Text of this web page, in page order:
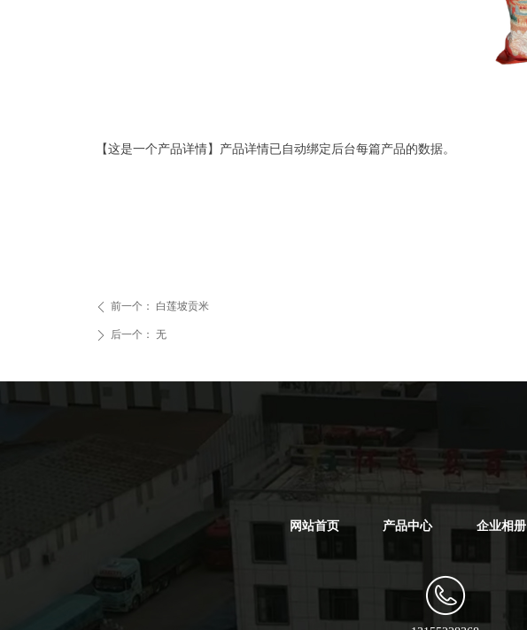
【这是一个产品详情】产品详情已自动绑定后台每篇产品的数据。
ꄴ 前一个： 白莲坡贡米
ꄲ 后一个： 无
网站首页 产品中心 企业相册